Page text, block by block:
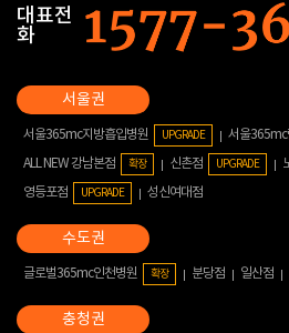
대표전
화
서울365mc지방흡입병원 UPGRADE 서울365mc
ALL NEW 강남본점 확장 신촌점 UPGRADE
영등포점
UPGRADE 성신여대점
글로벌365mc인천병원 확장 분당점 일산점